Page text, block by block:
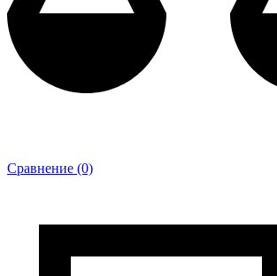
Сравнение (0)